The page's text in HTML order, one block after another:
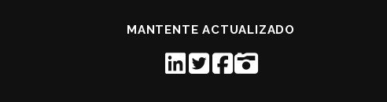
MANTENTE ACTUALIZADO